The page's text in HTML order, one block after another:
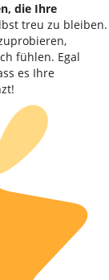
die Ihre
treu zu bleiben.
fühlen. Egal
es Ihre